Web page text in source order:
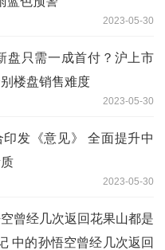
2023-05-30
盘只需一成首付？沪上市
楼盘销售难度
2023-05-30
发《意见》 全面提升中
2023-05-30
曾经几次返回花果山都是
中的孙悟空曾经几次返回